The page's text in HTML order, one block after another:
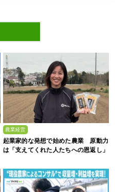
農業経営
起業家的な発想で始めた農業 原動力
は「支えてくれた人たちへの恩返し」